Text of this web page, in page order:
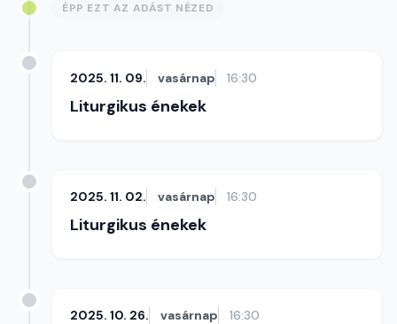
ÉPP EZT AZ ADÁST NÉZED
2025. 11. 09. vasárnap 16:30
Liturgikus énekek
2025. 11. 02. vasárnap 16:30
Liturgikus énekek
2025. 10. 26. vasárnap 16:30